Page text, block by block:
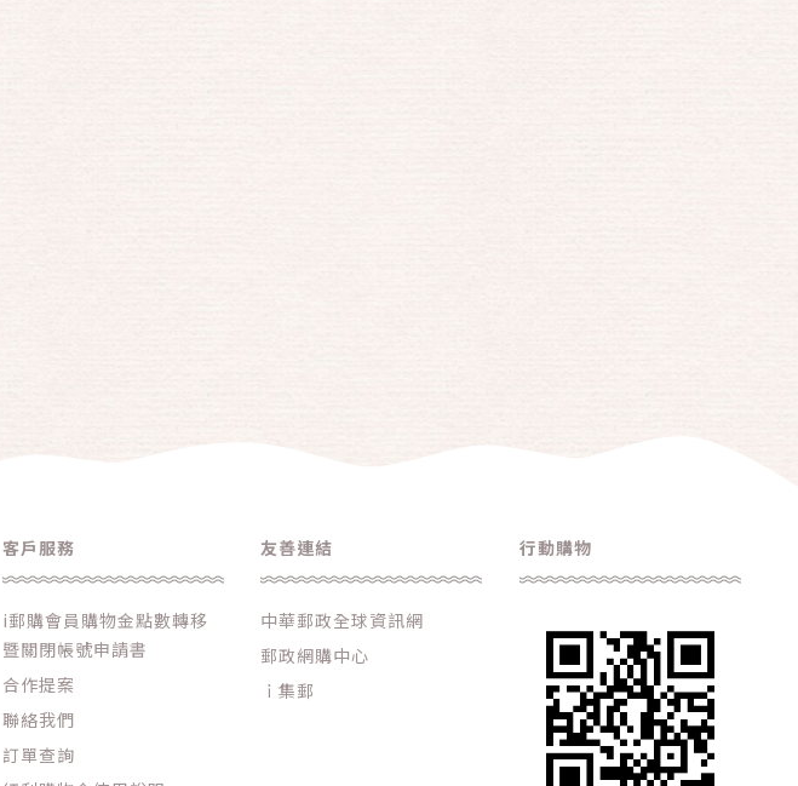
客戶服務
i郵購會員購物金點數轉移
暨關閉帳號申請書
合作提案
聯絡我們
訂單查詢
友善連結
中華郵政全球資訊網
郵政網購中心
ｉ集郵
行動購物